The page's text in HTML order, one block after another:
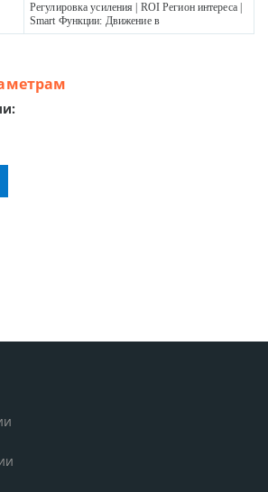
Регулировка усиления | ROI Регион интереса |
Smart Функции: Движение в